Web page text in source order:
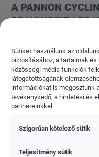
A PANNON
DE HONGRIE
Pannon Cycling
befejeződött Tour de
körversenyen. A
szerezte meg, és
megelőzve a legjobb
versenyzőinek
volt köszönhető, akik
Sütiket használunk az
biztosításához, a tartalmak
közösségi média funkciók
látogatottságának
információkat is megosztunk
tevékenykedő, a hirdetési és
partnereinkkel.
Szigorúan kötelező sütik
Teljesítmény sütik